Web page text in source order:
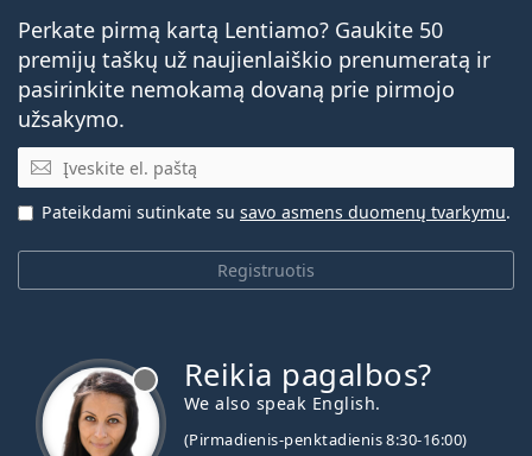
Perkate pirmą kartą Lentiamo? Gaukite 50
premijų taškų už naujienlaiškio prenumeratą ir
pasirinkite nemokamą dovaną prie pirmojo
užsakymo.
El. pašto adresas
Registruotis
Pateikdami sutinkate su savo asmens duomenų tvarkymu.
Reikia pagalbos?
We also speak English.
(Pirmadienis-penktadienis 8:30-16:00)